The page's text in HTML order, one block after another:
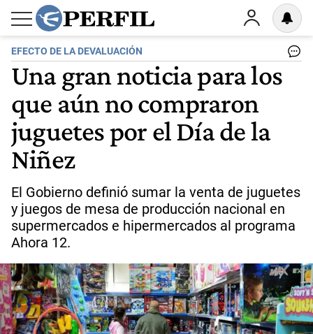
EFECTO DE LA DEVALUACIÓN
Una gran noticia para los
que aún no compraron
juguetes por el Día de la
Niñez
El Gobierno definió sumar la venta de juguetes
y juegos de mesa de producción nacional en
supermercados e hipermercados al programa
Ahora 12.